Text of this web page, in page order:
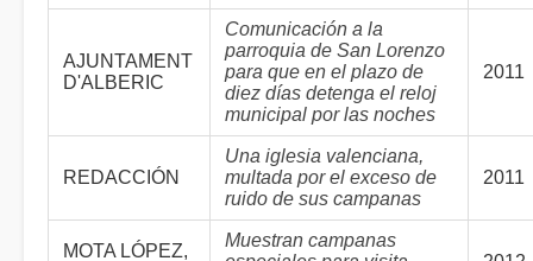
AJUNTAMENT
D'ALBERIC
Comunicación a la
parroquia de San Lorenzo
para que en el plazo de
diez días detenga el reloj
municipal por las noches
2011
REDACCIÓN
Una iglesia valenciana,
multada por el exceso de
ruido de sus campanas
2011
MOTA LÓPEZ,
Muestran campanas